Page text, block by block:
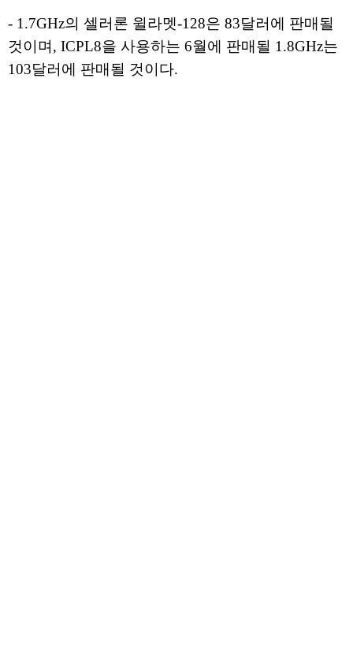
- 1.7GHz의 셀러론 윌라멧-128은 83달러에 판매될
것이며, ICPL8을 사용하는 6월에 판매될 1.8GHz는
103달러에 판매될 것이다.